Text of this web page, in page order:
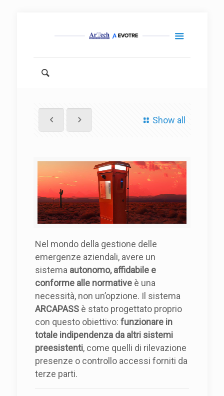
Show all
Nel mondo della gestione delle
emergenze aziendali, avere un
sistema autonomo, affidabile e
conforme alle normative è una
necessità, non un’opzione. Il sistema
ARCAPASS è stato progettato proprio
con questo obiettivo:funzionare in
totale indipendenza da altri sistemi
preesistenti, come quelli di rilevazione
presenze o controllo accessi forniti da
terze parti.